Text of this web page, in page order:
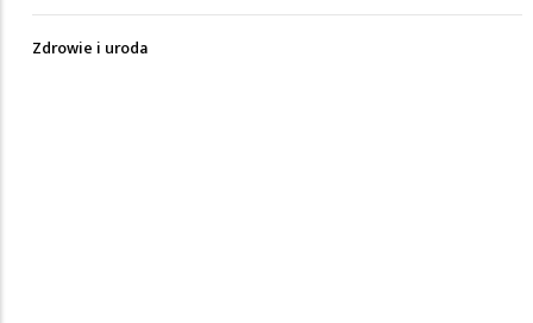
Zdrowie i uroda